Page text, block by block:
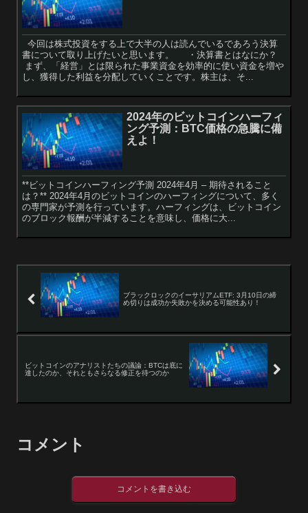
今回は株式投資をする上で大半の人は読んでいるであろう決算
書について取り上げたいと思います。 ・決算書とはなにか？
まず、「経営」とは限られた事業資金を効率的に使い資金を増や
し、獲得した利益を分配していくことです。株主は、そ...
2024年のビットコインハーフィ
ング予測：BTC価格の急騰に備
えよ！
**ビットコインハーフィング予測 2024年4月 – 期待されること
は？** 2024年4月のビットコインのハーフィングについて、多く
の専門家が予測を行っています。ハーフィングは、ビットコイン
のブロック報酬が半減することを意味し、価格に大...
ブラックロックのイーサリアムETF: 3月10日の締
め切りは成功か失敗かを決める可能性あり！
ビットコインのアナリストたちの議論：BTCは底に
達したのか、それともさらなる修正を待つのか
コメント
コメントを書き込む